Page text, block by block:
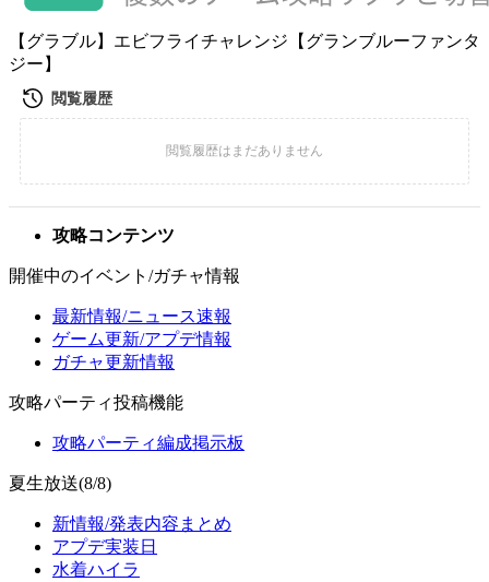
【グラブル】エビフライチャレンジ【グランブルーファンタ
ジー】
攻略コンテンツ
開催中のイベント/ガチャ情報
最新情報/ニュース速報
ゲーム更新/アプデ情報
ガチャ更新情報
攻略パーティ投稿機能
攻略パーティ編成掲示板
夏生放送(8/8)
新情報/発表内容まとめ
アプデ実装日
水着ハイラ